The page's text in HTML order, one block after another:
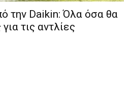
την Daikin: Όλα όσα θα
τις αντλίες